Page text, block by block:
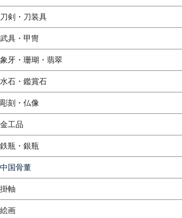
刀剣・刀装具
武具・甲冑
象牙・珊瑚・翡翠
水石・鑑賞石
彫刻・仏像
金工品
鉄瓶・銀瓶
中国骨董
掛軸
絵画